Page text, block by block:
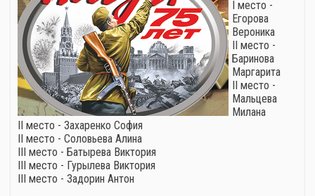
I место -
Егорова
Вероника
II место -
Баринова
Маргарита
II место -
Мальцева
Милана
II место - Захаренко София
II место - Соловьева Алина
III место - Батырева Виктория
III место - Гурылева Виктория
III место - Задорин Антон